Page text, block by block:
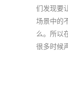
们发现要
场景中的
么。所以
很多时候